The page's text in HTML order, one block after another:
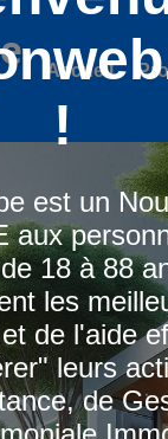
Accueil
!
est un
aux
18 à 88
les
de l'aide
leurs
de